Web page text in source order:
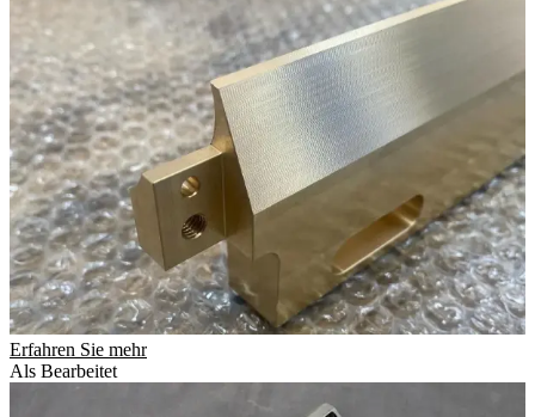
Erfahren Sie mehr
Als Bearbeitet